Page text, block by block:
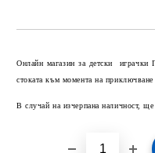
Онлайн магазин за детски играчки
стоката към момента на приключване
В случай на изчерпана наличност,